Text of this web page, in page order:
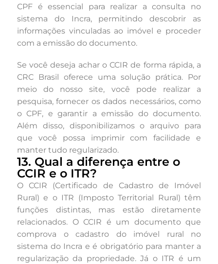
CPF é essencial para realizar a consulta no
sistema do Incra, permitindo descobrir as
informações vinculadas ao imóvel e proceder
com a emissão do documento.
Se você deseja achar o CCIR de forma rápida, a
CRC Brasil oferece uma solução prática. Por
meio do nosso site, você pode realizar a
pesquisa, fornecer os dados necessários, como
o CPF, e garantir a emissão do documento.
Além disso, disponibilizamos o arquivo para
que você possa imprimir com facilidade e
manter tudo regularizado.
13. Qual a diferença entre o
CCIR e o ITR?
O CCIR (Certificado de Cadastro de Imóvel
Rural) e o ITR (Imposto Territorial Rural) têm
funções distintas, mas estão diretamente
relacionados. O CCIR é um documento que
comprova o cadastro do imóvel rural no
sistema do Incra e é obrigatório para manter a
regularização da propriedade. Já o ITR é um